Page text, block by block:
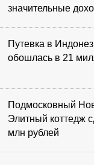
значительные
Путевка в
обошлась в 21
Подмосковный
Элитный коттедж
млн рублей